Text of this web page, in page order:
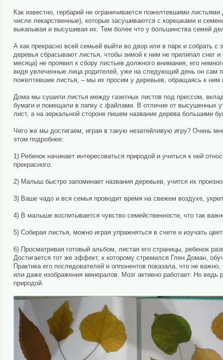
Как известно, гербарий не ограничивается пожелтевшими
числе лекарственные), которые засушиваются с корешками и
выкапывая и высушивая их. Тем более что у большинства семей
А как прекрасно всей семьей выйти во двор или в парк и собрать
деревья сбрасывают листья, чтобы зимой к ним не прилипал снег
месяца) не проявил к сбору листьев должного внимания, его
видя увлеченные лица родителей, уже на следующий день он сам
пожелтевшие листья, – мы их просим у деревьев, обращаясь к
Дома мы сушили листья между газетных листов под прессом,
бумаги и помещали в папку с файлами. В отличие от высушенных
лист, а на зеркальной стороне пишем название дерева большими
Чего же мы достигаем, играя в такую незатейливую игру? Очень
этом подробнее:
1) Ребенок начинает интересоваться природой и учиться к ней
прекрасного.
2) Малыш быстро запоминает названия деревьев, учится их
3) Ваше чадо и вся семья проводит время на свежем воздухе,
4) В малыше воспитывается чувство семейственности, что так
5) Собирая листья, можно играя упражняться в счете и изучать
6) Просматривая готовый альбом, листая его страницы, ребенок
Достигается тот же эффект, к которому стремился Глен Доман,
Практика его последователей и оппонентов показала, что не
или даже изображения минералов. Мозг активно работает. Но ведь
природой.